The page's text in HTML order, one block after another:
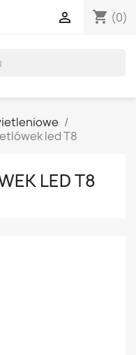
shopping_cart (0)

led T8
LED T8